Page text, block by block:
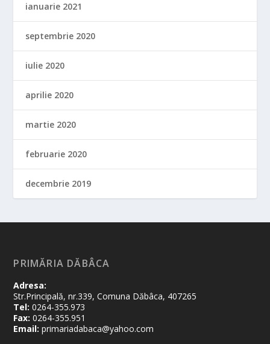
ianuarie 2021
septembrie 2020
iulie 2020
aprilie 2020
martie 2020
februarie 2020
decembrie 2019
PRIMĂRIA DĂBÂCA
Adresa:
Str.Principală, nr.339, Comuna Dăbâca, 407265
Tel: 0264-355.973
Fax: 0264-355.951
Email: primariadabaca@yahoo.com